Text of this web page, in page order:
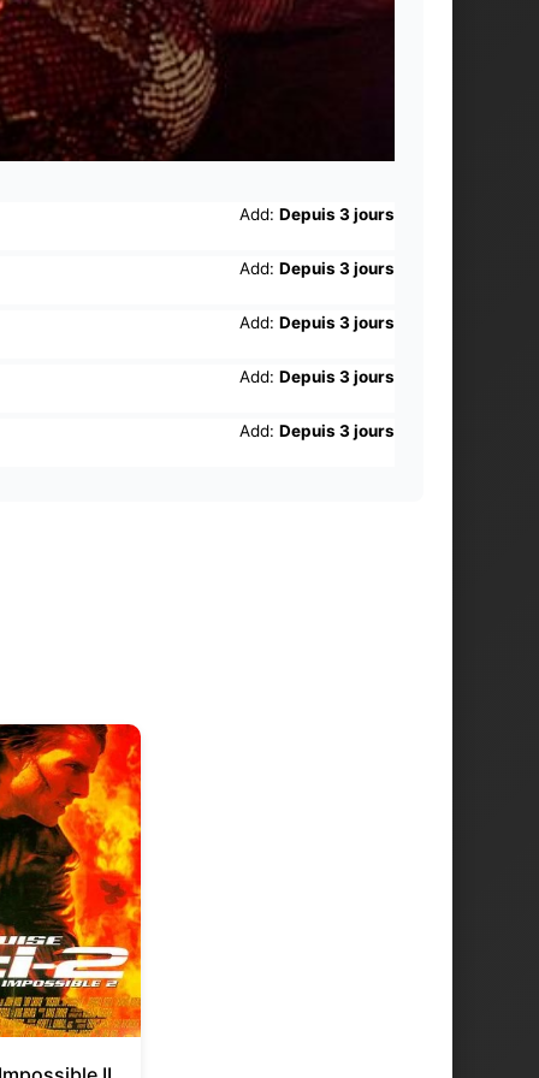
Add: Depuis 3 jours
Add: Depuis 3 jours
Add: Depuis 3 jours
Add: Depuis 3 jours
Add: Depuis 3 jours